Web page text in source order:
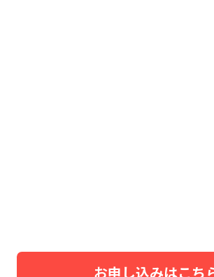
お申し込みはこち